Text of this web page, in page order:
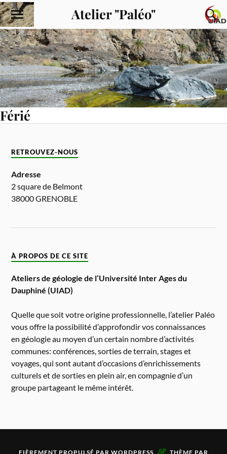
Atelier "Paléo"
Férié
RETROUVEZ-NOUS
Adresse
2 square de Belmont
38000 GRENOBLE
À PROPOS DE CE SITE
Ateliers de géologie de l’Université Inter Ages du
Dauphiné (UIAD)
Quelle que soit votre origine professionnelle, l’atelier Paléo
vous offre la possibilité d’approfondir vos connaissances
en géologie au moyen d’un certain nombre d’activités
communes: conférences, sorties de terrain, stages et
voyages, qui sont autant d’occasions d’enrichissements
culturels et de sorties en plein air, en compagnie d’un
groupe partageant le même intérêt.
FIÈREMENT PROPULSÉ PAR WORDPRESS THÈME PAR